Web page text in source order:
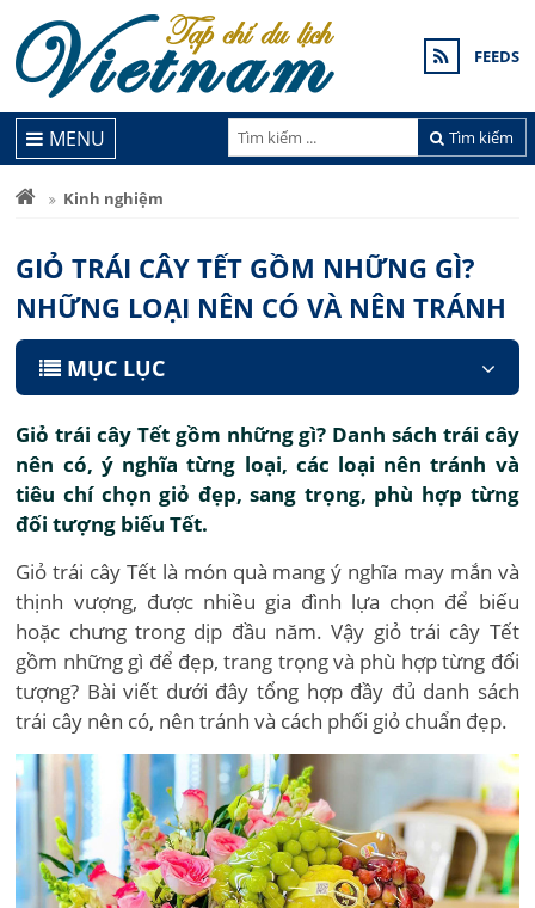
FEEDS
Tìm kiếm
MENU
Kinh nghiệm
GIỎ TRÁI CÂY TẾT GỒM NHỮNG GÌ?
NHỮNG LOẠI NÊN CÓ VÀ NÊN TRÁNH
MỤC LỤC
Giỏ trái cây Tết gồm những gì? Danh sách trái cây
nên có, ý nghĩa từng loại, các loại nên tránh và
tiêu chí chọn giỏ đẹp, sang trọng, phù hợp từng
đối tượng biếu Tết.
Giỏ trái cây Tết là món quà mang ý nghĩa may mắn và
thịnh vượng, được nhiều gia đình lựa chọn để biếu
hoặc chưng trong dịp đầu năm. Vậy giỏ trái cây Tết
gồm những gì để đẹp, trang trọng và phù hợp từng đối
tượng? Bài viết dưới đây tổng hợp đầy đủ danh sách
trái cây nên có, nên tránh và cách phối giỏ chuẩn đẹp.